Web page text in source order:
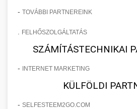
- TOVÁBBI PARTNEREINK
FELHŐSZOLGÁLTATÁS
SZÁMÍTÁSTECHNIKAI
- INTERNET MARKETING
KÜLFÖLDI
- SELFESTEEM2GO.COM